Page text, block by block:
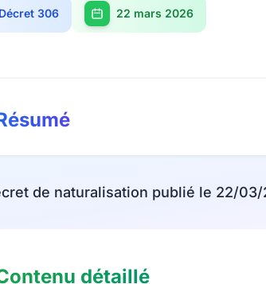
Décret 306 22 mars 2026
de naturalisation publié le 22/03/
détaillé